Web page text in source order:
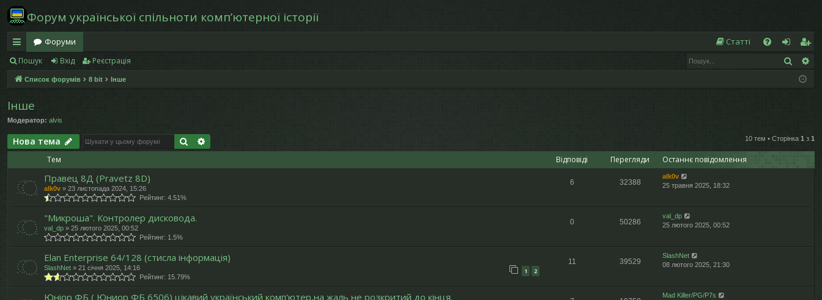
Форум української спільноти компʼютерної історії
в
и
дк
и
й
ос
Форуми
Статті
м
хі
еє
ст
ці
Пошук Вхід Реєстрація Пошук
Список форумів 8 bit Інше
Інше
Модератор: alvis
Нова тема Пошук 10 тем • Сторінка 1 з 1
Тем Відповіді Перегляди Останнє повідомлення
Правец 8Д (Pravetz 8D)
alk0v » 23 листопада 2024, 15:26
Рейтинг: 4.51%
6 32388
alk0v
25 травня 2025, 18:32
"Микроша". Контролер дисковода.
val_dp » 25 лютого 2025, 00:52
Рейтинг: 1.5%
0 50286
val_dp
25 лютого 2025, 00:52
Elan Enterprise 64/128 (стисла інформація)
SlashNet » 21 січня 2025, 14:16 1 2
Рейтинг: 15.79%
11 39529
SlashNet
08 лютого 2025, 21:30
Юніор ФБ ( Юниор ФБ 6506) цікавий український комп'ютер,на жаль не розкритий до кінця.
Mad Killer/PG/P7s